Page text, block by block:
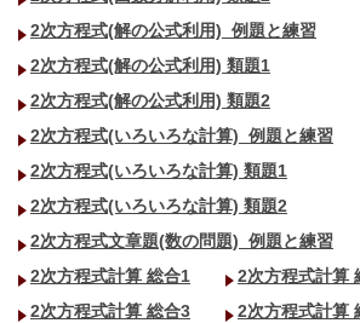
2次方程式(解の公式利用)_ 例題と練習
2次方程式(解の公式利用) 類題1
2次方程式(解の公式利用) 類題2
2次方程式(いろいろな計算)_ 例題と練習
2次方程式(いろいろな計算) 類題1
2次方程式(いろいろな計算) 類題2
2次方程式文章題(数の問題)_ 例題と練習
2次方程式計算 総合1
2次方程式計算
2次方程式計算 総合3
2次方程式計算